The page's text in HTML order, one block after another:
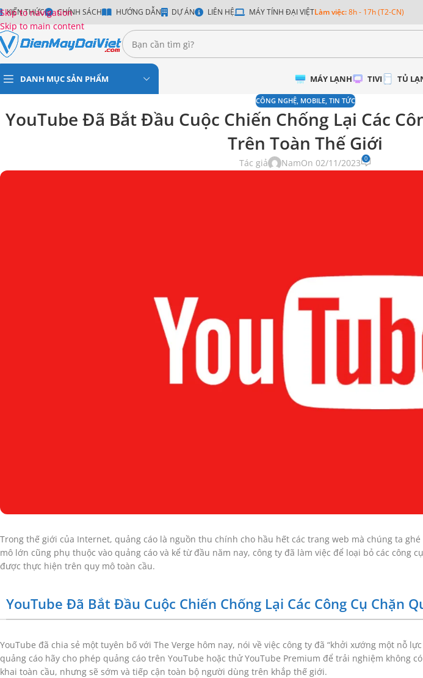
Skip to navigation
Skip to main content
KIẾN THỨC CHÍNH SÁCH HƯỚNG DẪN DỰ ÁN LIÊN HỆ MÁY TÍNH ĐẠI VIỆTLàm việc:8h - 17h (T2-CN)
DANH MỤC SẢN PHẨM MÁY LẠNH TIVI TỦ
CÔNG NGHỆ, MOBILE, TIN TỨC
YouTube Đã Bắt Đầu Cuộc Chiến Chống Lại Các
Trên Toàn Thế Giới
Tác giả NamOn 02/11/2023 0
Trong thế giới của Internet, quảng cáo là nguồn thu chính cho hầu hết các trang web mà chúng ta
mô lớn cũng phụ thuộc vào quảng cáo và kể từ đầu năm nay, công ty đã làm việc để loại bỏ các công
được thực hiện trên quy mô toàn cầu.
YouTube Đã Bắt Đầu Cuộc Chiến Chống Lại Các Công Cụ Chặn
YouTube đã chia sẻ một tuyên bố với The Verge hôm nay, nói về việc công ty đã “khởi xướng một nỗ
quảng cáo hãy cho phép quảng cáo trên YouTube hoặc thử YouTube Premium để trải nghiệm không
khai toàn cầu, nhưng sẽ sớm và tiếp cận toàn bộ người dùng trên khắp thế giới.